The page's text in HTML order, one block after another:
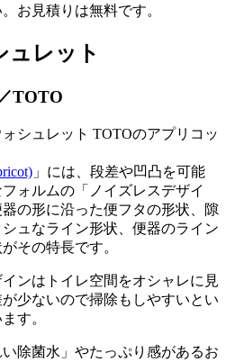
お見積りは無料です。
ュレット
TOTO
」には、段差や凹凸を可能
ォルムの「ノイズレスデザイ
の形に沿った便フタの形状、隙
ュなライン形状、便器のライン
その特長です。
ンはトイレ空間をオシャレに見
少ないので掃除もしやすいとい
す。
除菌水」やたっぷり感があるお